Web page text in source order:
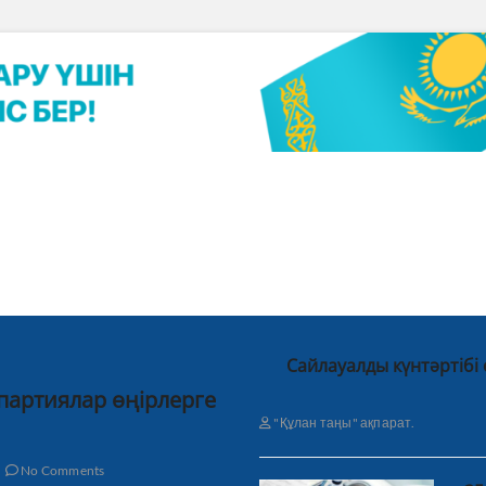
өңірлерге
No Comments
Сайлауалды
"Құлан таңы" ақпарат.